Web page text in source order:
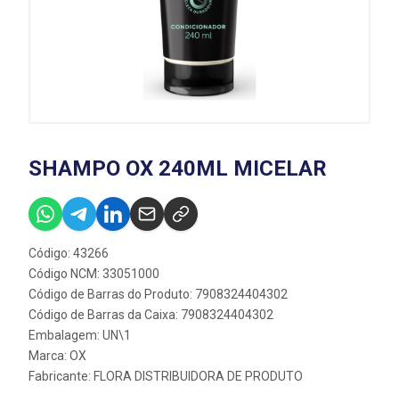
SHAMPO OX 240ML MICELAR
Código: 43266
Código NCM: 33051000
Código de Barras do Produto: 7908324404302
Código de Barras da Caixa: 7908324404302
Embalagem: UN\1
Marca: OX
Fabricante: FLORA DISTRIBUIDORA DE PRODUTO